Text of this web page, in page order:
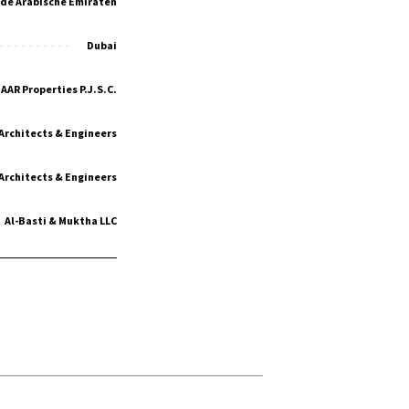
Dubai
Properties P.J.S.C.
Architects & Engineers
Architects & Engineers
Al-Basti & Muktha LLC